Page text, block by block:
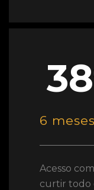
6 meses
Acesso
curtir todo